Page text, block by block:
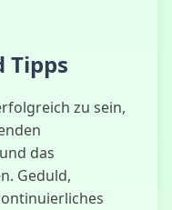
Tipps
zu sein,
das
Geduld,